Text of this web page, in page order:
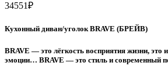
34551₽
Кухонный диван/уголок BRAVE (БРЕЙВ)
BRAVE — это лёгкость восприятия жизни, это
эмоции… BRAVE — это стиль и современный